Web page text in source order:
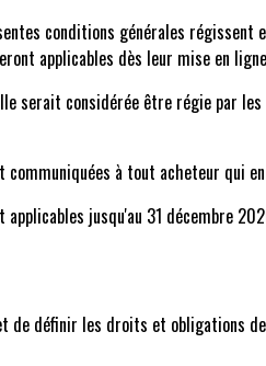
conditions générales
applicables dès leur mise en
serait considérée être régie par
communiquées à tout acheteur qui
jusqu'au 31 décembre
de définir les droits et obligations